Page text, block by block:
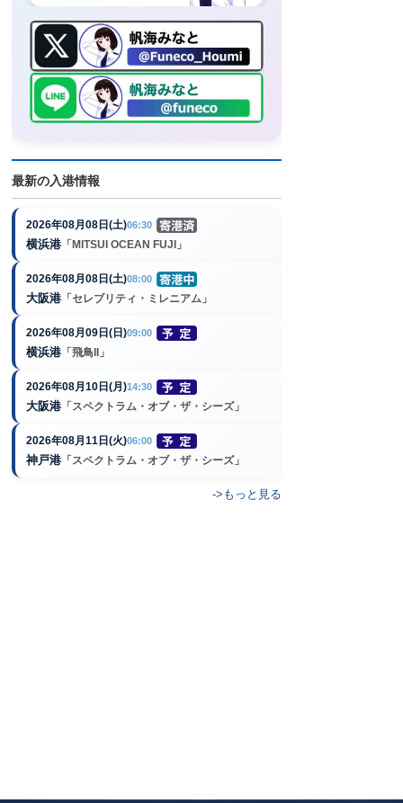
最新の入港情報
2026年08月08日(土)06:30
横浜港 「MITSUI OCEAN FUJI」
2026年08月08日(土)08:00
大阪港 「セレブリティ・ミレニアム」
2026年08月09日(日)09:00
横浜港 「飛鳥II」
2026年08月10日(月)14:30
大阪港 「スペクトラム・オブ・ザ・シーズ」
2026年08月11日(火)06:00
神戸港 「スペクトラム・オブ・ザ・シーズ」
->もっと見る